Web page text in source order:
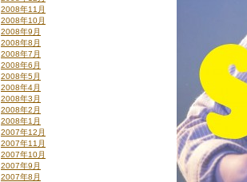
2008年11月
2008年10月
2008年9月
2008年8月
2008年7月
2008年6月
2008年5月
2008年4月
2008年3月
2008年2月
2008年1月
2007年12月
2007年11月
2007年10月
2007年9月
2007年8月